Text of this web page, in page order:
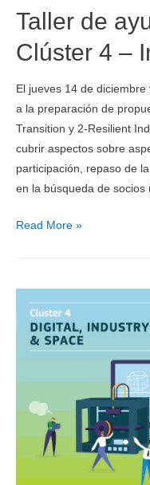
Taller de
Clúster 4 –
El jueves 14 de
a la preparación de
Transition y 2-Resilient
cubrir aspectos sobre
participación, repaso de
en la búsqueda de socios
Read More »